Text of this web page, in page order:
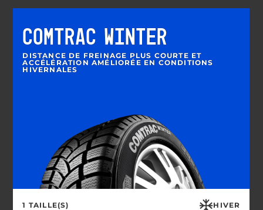
COMTRAC WINTER
DISTANCE DE FREINAGE PLUS COURTE ET
ACCÉLÉRATION AMÉLIORÉE EN CONDITIONS
HIVERNALES
1 TAILLE(S) HIVER